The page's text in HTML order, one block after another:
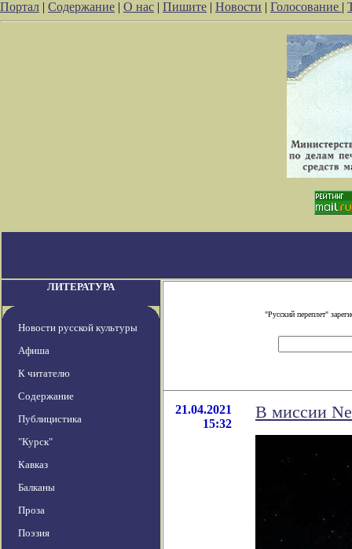
Портал | Содержание | О нас | Пишите | Новости | Голосование |
ЛИТЕРАТУРА
Новости русской культуры
Афиша
К читателю
Содержание
Публицистика
"Курск"
Кавказ
Балканы
Проза
Поэзия
"Русский переплет"
21.04.2021
15:32
В миссии